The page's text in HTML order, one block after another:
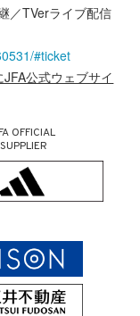
／TVerライブ配信
#ticket
公式ウェブサイ
OFFICIAL
SUPPLIER